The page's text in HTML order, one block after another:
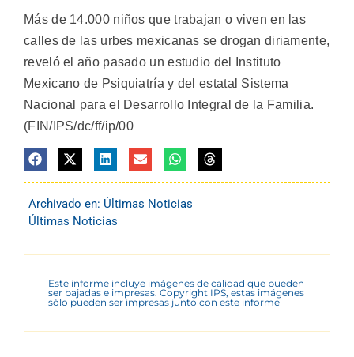
Más de 14.000 niños que trabajan o viven en las
calles de las urbes mexicanas se drogan diriamente,
reveló el año pasado un estudio del Instituto
Mexicano de Psiquiatría y del estatal Sistema
Nacional para el Desarrollo Integral de la Familia.
(FIN/IPS/dc/ff/ip/00
Archivado en: Últimas Noticias
Últimas Noticias
Este informe incluye imágenes de calidad que pueden
ser bajadas e impresas. Copyright IPS, estas imágenes
sólo pueden ser impresas junto con este informe